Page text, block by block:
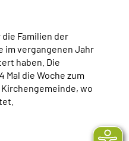
Familien der
im vergangenen Jahr
haben. Die
die Woche zum
wo